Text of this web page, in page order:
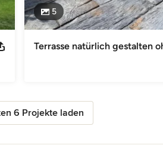
5
6 Projekte laden